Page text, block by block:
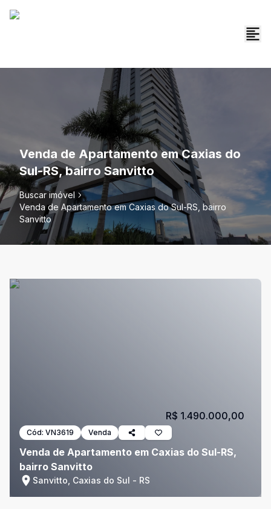
Venda de Apartamento em Caxias do
Sul-RS, bairro Sanvitto
Buscar imóvel
Venda de Apartamento em Caxias do Sul-RS, bairro
Sanvitto
Cód: VN3619 Venda
Venda de Apartamento em Caxias do Sul-RS,
bairro Sanvitto
Sanvitto, Caxias do Sul - RS
R$ 1.490.000,00